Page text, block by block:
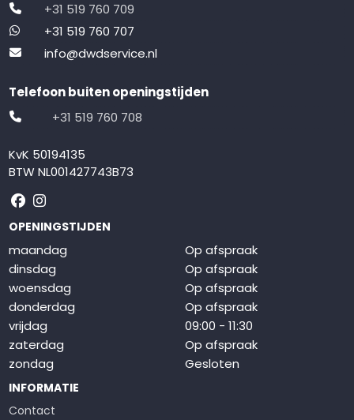
+31 519 760 709
+31 519 760 707
info@dwdservice.nl
Telefoon buiten openingstijden
+31 519 760 708
KvK 50194135
BTW NL001427743B73
Volg ons op Facebook
Volg ons op Instagram
OPENINGSTIJDEN
maandag
Op afspraak
dinsdag
Op afspraak
woensdag
Op afspraak
donderdag
Op afspraak
vrijdag
09:00 - 11:30
zaterdag
Op afspraak
zondag
Gesloten
INFORMATIE
Contact